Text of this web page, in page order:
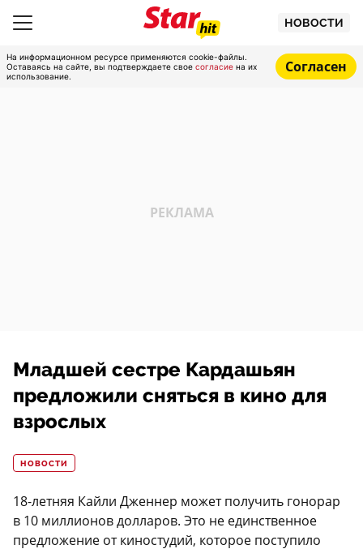
НОВОСТИ
На информационном ресурсе применяются cookie-файлы.
Оставаясь на сайте, вы подтверждаете свое согласие на их
использование.
Согласен
Младшей сестре Кардашьян
предложили сняться в кино для
взрослых
НОВОСТИ
18-летняя Кайли Дженнер может получить гонорар
в 10 миллионов долларов. Это не единственное
предложение от киностудий, которое поступило